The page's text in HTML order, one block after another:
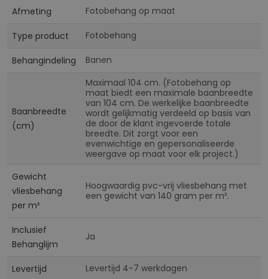
Afmeting Fotobehang op maat
Type product Fotobehang
Behangindeling Banen
Baanbreedte
(cm)
Maximaal 104 cm. (Fotobehang op
maat biedt een maximale baanbreedte
van 104 cm. De werkelijke baanbreedte
wordt gelijkmatig verdeeld op basis van
de door de klant ingevoerde totale
breedte. Dit zorgt voor een
evenwichtige en gepersonaliseerde
weergave op maat voor elk project.)
Gewicht
vliesbehang
per m²
Hoogwaardig pvc-vrij vliesbehang met
een gewicht van 140 gram per m².
Inclusief
Behanglijm
Ja
Levertijd Levertijd 4-7 werkdagen